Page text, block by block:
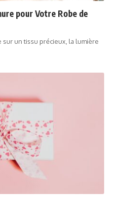
pour Votre Robe de
un tissu précieux, la lumière